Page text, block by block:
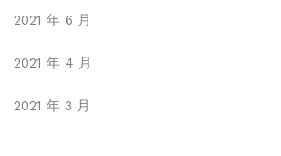
2021 年 6 月
2021 年 4 月
2021 年 3 月